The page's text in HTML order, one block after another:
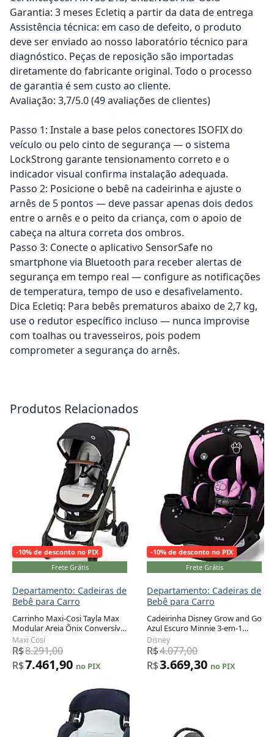
Garantia: 3 meses Ecletiq a partir da data de entrega
Assistência técnica: em caso de defeito, o produto
deve ser enviado ao nosso laboratório técnico para
diagnóstico. Peças de reposição são importadas
diretamente do fabricante original. Todo o processo
de garantia é sem custo ao cliente.
Avaliação: 3,7/5.0 (49 avaliações de clientes)
Passo 1: Instale a base pelos conectores ISOFIX do
veículo ou pelo cinto de segurança — o sistema
LockStrong garante tensionamento correto e o
indicador visual confirma instalação adequada.
Passo 2: Posicione o bebê na cadeirinha e ajuste o
arnês de 5 pontos — deve passar apenas dois dedos
entre o arnês e o peito da criança, com o apoio de
cabeça na altura correta dos ombros.
Passo 3: Conecte o aplicativo SensorSafe no
smartphone via Bluetooth para receber alertas de
segurança em tempo real — configure as notificações
de temperatura, tempo de uso e desafivelamento.
Dica Ecletiq: Para bebês prematuros abaixo de 2,7 kg,
use o redutor específico incluso — nunca improvise
com toalhas ou travesseiros, pois podem
comprometer a segurança do arnês.
Produtos Relacionados
-10% de desconto no PIX
Frete Grátis
Departamento: Cadeiras de
Bebê para Carro
Carrinho Maxi-Cosi Tayla Max
Modular Areia Ônix Conversível
do Nascimento a 22,7 kg
Adicionar ao carrinho
Maxi Cosi
R$8.291,00
R$7.461,90 no PIX
-10% de desconto no PIX
Frete Grátis
Departamento: Cadeiras de
Bebê para Carro
Cadeirinha Disney Grow and Go
Azul Escuro Minnie 3-em-1
Recém-nascido a 45,4 kg
Disney
R$4.077,00
R$3.669,30 no PIX
Adicionar ao carrinho Adicionar ao carrinho